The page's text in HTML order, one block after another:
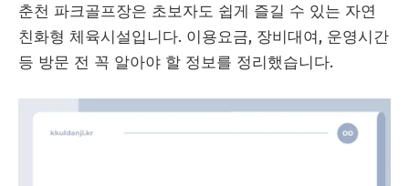
춘천 파크골프장은 초보자도 쉽게 즐길 수 있는 자연
친화형 체육시설입니다. 이용요금, 장비대여, 운영시간
등 방문 전 꼭 알아야 할 정보를 정리했습니다.